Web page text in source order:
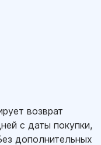
возврат
с даты покупки,
дополнительных